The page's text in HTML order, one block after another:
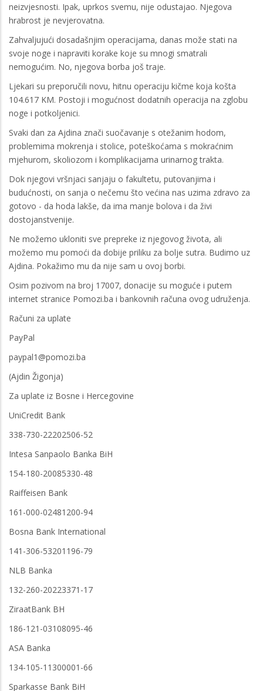
neizvjesnosti. Ipak, uprkos svemu, nije odustajao. Njegova
hrabrost je nevjerovatna.
Zahvaljujući dosadašnjim operacijama, danas može stati na
svoje noge i napraviti korake koje su mnogi smatrali
nemogućim. No, njegova borba još traje.
Ljekari su preporučili novu, hitnu operaciju kičme koja košta
104.617 KM. Postoji i mogućnost dodatnih operacija na zglobu
noge i potkoljenici.
Svaki dan za Ajdina znači suočavanje s otežanim hodom,
problemima mokrenja i stolice, poteškoćama s mokraćnim
mjehurom, skoliozom i komplikacijama urinarnog trakta.
Dok njegovi vršnjaci sanjaju o fakultetu, putovanjima i
budućnosti, on sanja o nečemu što većina nas uzima zdravo za
gotovo - da hoda lakše, da ima manje bolova i da živi
dostojanstvenije.
Ne možemo ukloniti sve prepreke iz njegovog života, ali
možemo mu pomoći da dobije priliku za bolje sutra. Budimo uz
Ajdina. Pokažimo mu da nije sam u ovoj borbi.
Osim pozivom na broj 17007, donacije su moguće i putem
internet stranice Pomozi.ba i bankovnih računa ovog udruženja.
Računi za uplate
PayPal
paypal1@pomozi.ba
(Ajdin Žigonja)
Za uplate iz Bosne i Hercegovine
UniCredit Bank
338-730-22202506-52
Intesa Sanpaolo Banka BiH
154-180-20085330-48
Raiffeisen Bank
161-000-02481200-94
Bosna Bank International
141-306-53201196-79
NLB Banka
132-260-20223371-17
ZiraatBank BH
186-121-03108095-46
ASA Banka
134-105-11300001-66
Sparkasse Bank BiH